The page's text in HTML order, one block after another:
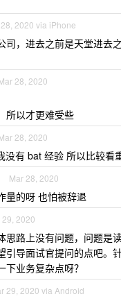
2020 via iPhone
司，进去之前是天堂进去
28, 2020
所以才更难受些
28, 2020
没有 bat 经验 所以比较看
Mar 28, 2020
量的呀 也怕被辞退
29, 2020
思路上没有问题，问题是
引导面试官提问的点吧。
业务复杂点呀？
29, 2020 via Android